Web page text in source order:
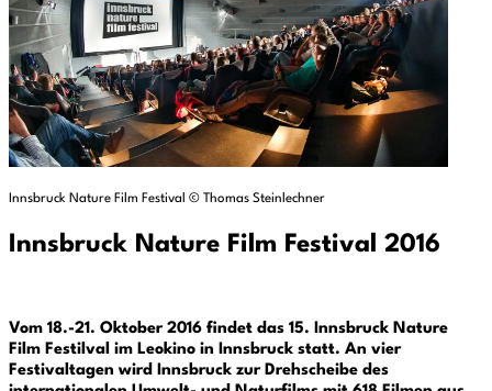
Innsbruck Nature Film Festival © Thomas Steinlechner
Innsbruck Nature Film Festival 2016
Vom 18.-21. Oktober 2016 findet das 15. Innsbruck Nature
Film Festilval im Leokino in Innsbruck statt. An vier
Festivaltagen wird Innsbruck zur Drehscheibe des